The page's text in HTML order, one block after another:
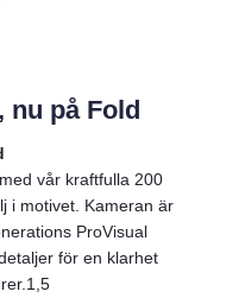
nu på Fold
vår kraftfulla 200
i motivet. Kameran är
ProVisual
för en klarhet